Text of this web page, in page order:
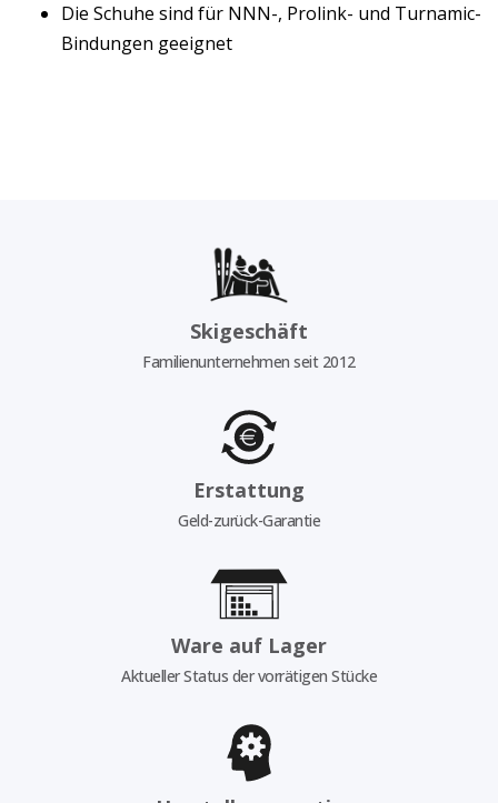
Die Schuhe sind für NNN-, Prolink- und Turnamic-
Bindungen geeignet
Skigeschäft
Familienunternehmen seit 2012
Erstattung
Geld-zurück-Garantie
Ware auf Lager
Aktueller Status der vorrätigen Stücke